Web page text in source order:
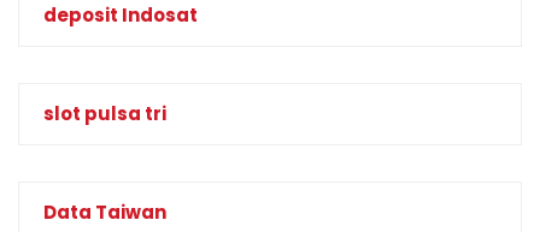
deposit Indosat
slot pulsa tri
Data Taiwan